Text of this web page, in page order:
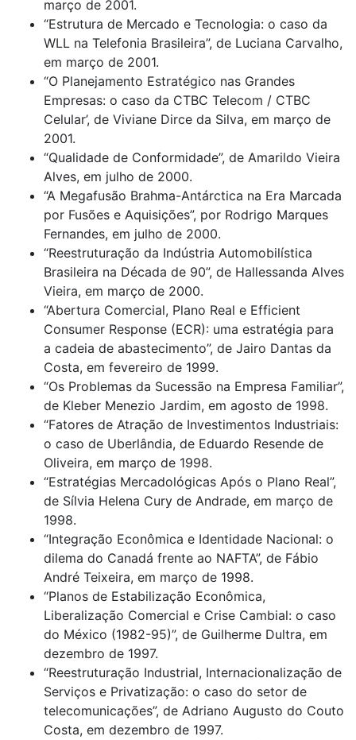
março de 2001.
“Estrutura de Mercado e Tecnologia: o caso da
WLL na Telefonia Brasileira”, de Luciana Carvalho,
em março de 2001.
“O Planejamento Estratégico nas Grandes
Empresas: o caso da CTBC Telecom / CTBC
Celular’, de Viviane Dirce da Silva, em março de
2001.
“Qualidade de Conformidade”, de Amarildo Vieira
Alves, em julho de 2000.
“A Megafusão Brahma-Antárctica na Era Marcada
por Fusões e Aquisições”, por Rodrigo Marques
Fernandes, em julho de 2000.
“Reestruturação da Indústria Automobilística
Brasileira na Década de 90”, de Hallessanda Alves
Vieira, em março de 2000.
“Abertura Comercial, Plano Real e Efficient
Consumer Response (ECR): uma estratégia para
a cadeia de abastecimento”, de Jairo Dantas da
Costa, em fevereiro de 1999.
“Os Problemas da Sucessão na Empresa Familiar”,
de Kleber Menezio Jardim, em agosto de 1998.
“Fatores de Atração de Investimentos Industriais:
o caso de Uberlândia, de Eduardo Resende de
Oliveira, em março de 1998.
“Estratégias Mercadológicas Após o Plano Real”,
de Sílvia Helena Cury de Andrade, em março de
1998.
“Integração Econômica e Identidade Nacional: o
dilema do Canadá frente ao NAFTA”, de Fábio
André Teixeira, em março de 1998.
“Planos de Estabilização Econômica,
Liberalização Comercial e Crise Cambial: o caso
do México (1982-95)”, de Guilherme Dultra, em
dezembro de 1997.
“Reestruturação Industrial, Internacionalização de
Serviços e Privatização: o caso do setor de
telecomunicações”, de Adriano Augusto do Couto
Costa, em dezembro de 1997.